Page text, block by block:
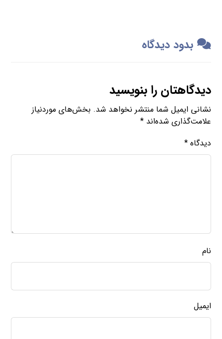
بدود دیدگاه
دیدگاهتان را بنویسید
نشانی ایمیل شما منتشر نخواهد شد. بخش‌های موردنیاز
علامت‌گذاری شده‌اند*
دیدگاه*
نام
ایمیل